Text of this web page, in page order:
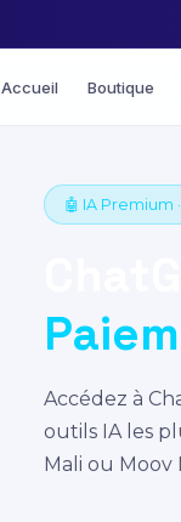
Accueil Boutique
🤖 IA Premium
Accédez à
outils IA les
Mali ou Moov